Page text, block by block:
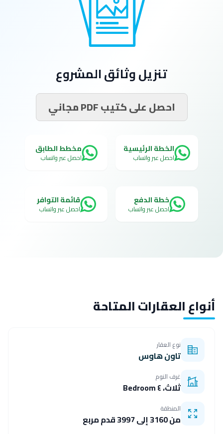
تنزيل وثائق المشروع
احصل على كتيب PDF مجاني
الخطة الرئيسية
احصل عبر واتساب
مخطط الطابق
احصل عبر واتساب
خطة الدفع
احصل عبر واتساب
قائمة التوافر
احصل عبر واتساب
أنواع العقارات المتاحة
نوع العقار
تاون هاوس
غرف النوم
ثلاث، ٤ Bedroom
المنطقة
من 3160 إلى 3997 قدم مربع